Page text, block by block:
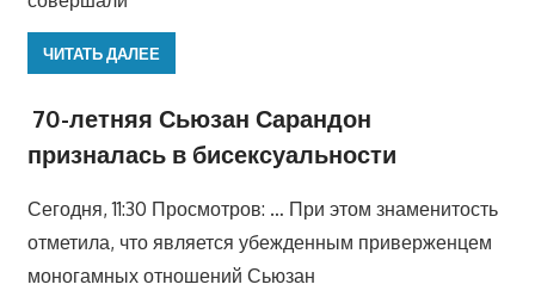
ЧИТАТЬ ДАЛЕЕ
70-летняя Сьюзан Сарандон
призналась в бисексуальности
Сегодня, 11:30 Просмотров: … При этом знаменитость
отметила, что является убежденным приверженцем
моногамных отношений Сьюзан